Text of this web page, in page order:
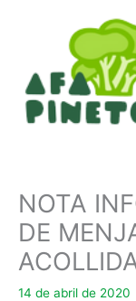
NOTA
DE
14 de abril de 2020